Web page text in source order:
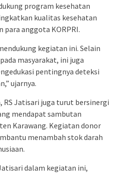
program kesehatan
kualitas kesehatan
para anggota KORPRI.
kegiatan ini. Selain
masyarakat, ini juga
pentingnya deteksi
ujarnya.
RS Jatisari juga turut bersinergi
mendapat sambutan
Karawang. Kegiatan donor
menambah stok darah
dalam kegiatan ini,